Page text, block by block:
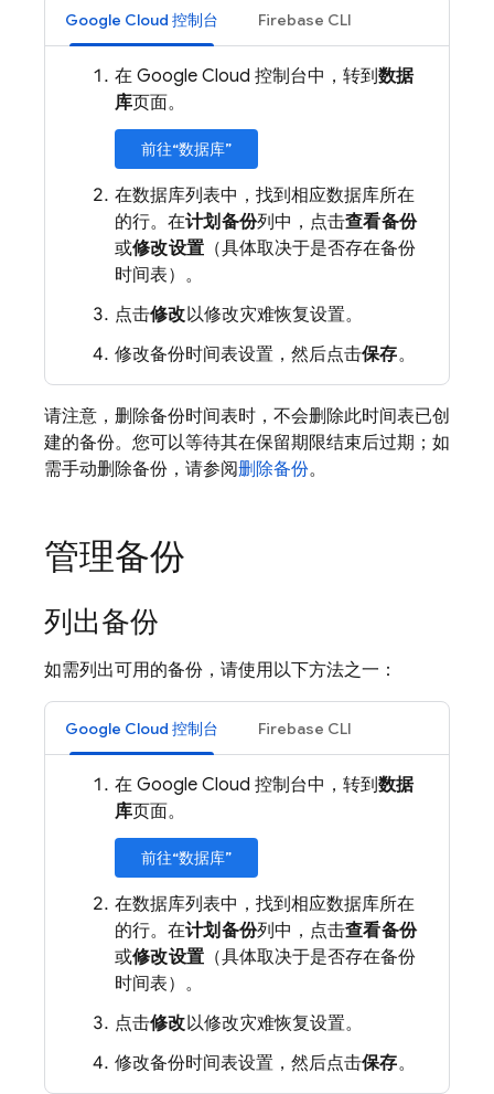
Google Cloud 控制台 Firebase CLI
在 Google Cloud 控制台中，转到数据
库页面。
前往“数据库”
在数据库列表中，找到相应数据库所在
的行。在计划备份列中，点击查看备份
或修改设置 （具体取决于是否存在备份
时间表）。
点击修改以修改灾难恢复设置。
修改备份时间表设置，然后点击保存。
请注意，删除备份时间表时，不会删除此时间表已创
建的备份。您可以等待其在保留期限结束后过期；如
需手动删除备份，请参阅删除备份。
管理备份
列出备份
如需列出可用的备份，请使用以下方法之一：
Google Cloud 控制台 Firebase CLI
在 Google Cloud 控制台中，转到数据
库页面。
前往“数据库”
在数据库列表中，找到相应数据库所在
的行。在计划备份列中，点击查看备份
或修改设置 （具体取决于是否存在备份
时间表）。
点击修改以修改灾难恢复设置。
修改备份时间表设置，然后点击保存。